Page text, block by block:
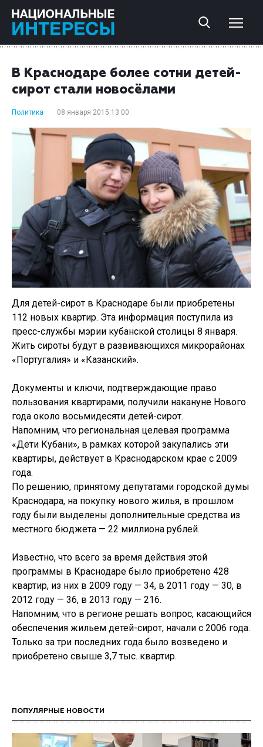
В Краснодаре более сотни детей-
сирот стали новосёлами
Политика 08 января 2015 13:00
Для детей-сирот в Краснодаре были приобретены
112 новых квартир. Эта информация поступила из
пресс-службы мэрии кубанской столицы 8 января.
Жить сироты будут в развивающихся микрорайонах
«Португалия» и «Казанский».
Документы и ключи, подтверждающие право
пользования квартирами, получили накануне Нового
года около восьмидесяти детей-сирот.
Напомним, что региональная целевая программа
«Дети Кубани», в рамках которой закупались эти
квартиры, действует в Краснодарском крае с 2009
года.
По решению, принятому депутатами городской думы
Краснодара, на покупку нового жилья, в прошлом
году были выделены дополнительные средства из
местного бюджета — 22 миллиона рублей.
Известно, что всего за время действия этой
программы в Краснодаре было приобретено 428
квартир, из них в 2009 году — 34, в 2011 году — 30, в
2012 году — 36, в 2013 году — 216.
Напомним, что в регионе решать вопрос, касающийся
обеспечения жильем детей-сирот, начали с 2006 года.
Только за три последних года было возведено и
приобретено свыше 3,7 тыс. квартир.
ПОПУЛЯРНЫЕ НОВОСТИ